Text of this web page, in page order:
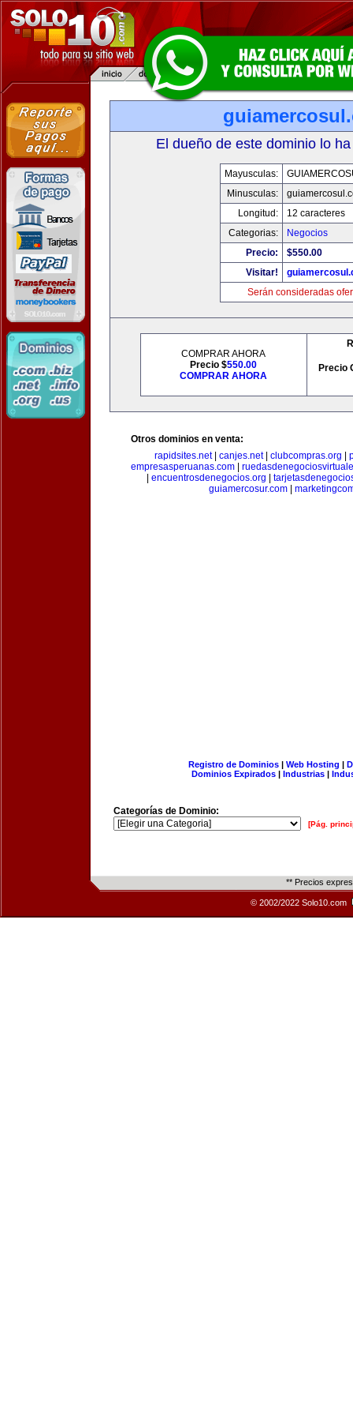
El dueño de este dominio lo
Mayusculas:
Minusculas:
Longitud:
12 caracteres
Categorias:
Negocios
Precio:
$550.00
Visitar!
Serán consideradas
COMPRAR AHORA
Precio $550.00
COMPRAR AHORA
Precio
Otros dominios en venta:
rapidsites.net| canjes.net| clubcompras.org
empresasperuanas.com
encuentrosdenegocios.org
guiamercosur.com
Registro de Dominios| Web Hosting |
Dominios Expirados | Industrias |
Categorías de Dominio:
[Pág.
** Precios
© 2002/2022 Solo10.com